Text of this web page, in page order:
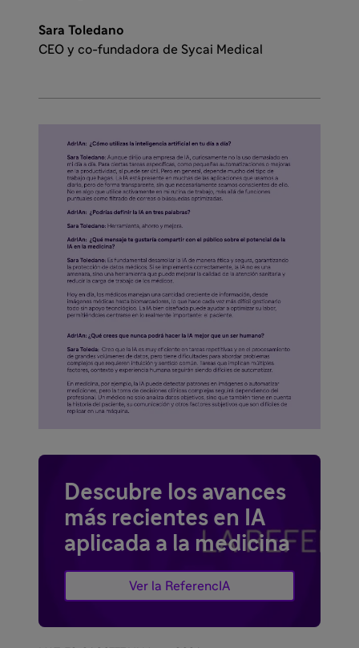
Sara Toledano
CEO y co-fundadora de Sycai Medical
Descubre los avances
más recientes en IA
aplicada a la medicina
Ver la ReferencIA